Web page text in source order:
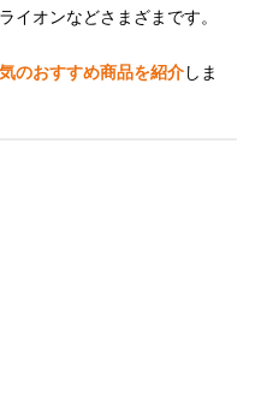
イオンなどさまざまです。
のおすすめ商品を紹介しま